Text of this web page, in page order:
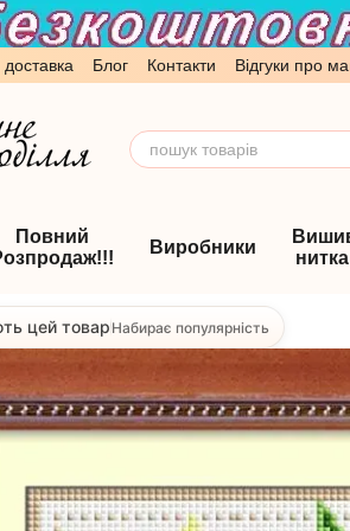
контенту
Блог Контакти
Відгуки про
Угода користувача
Повний
Виробники
цей товарНабирає популярність